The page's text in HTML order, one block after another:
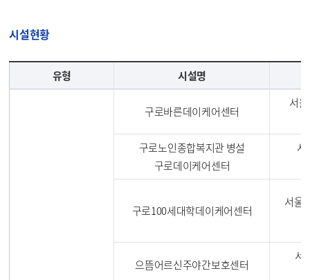
시설현황
유형 시설명
구로바른데이케어센터
서
구로노인종합복지관 병설
구로데이케어센터
서
구로100세대학데이케어센터
서울
으뜸어르신주야간보호센터
서